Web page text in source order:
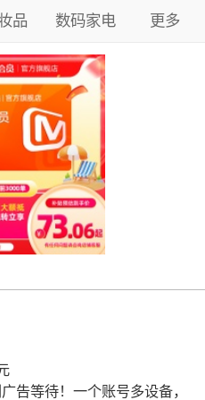
品 数码家电 更多
告等待！一个账号多设备，